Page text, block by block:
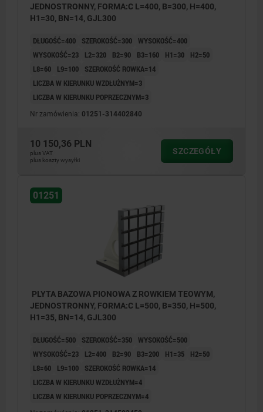
JEDNOSTRONNY, FORMA:C L=400, B=300, H=400,
H1=30, BN=14, GJL300
DŁUGOŚĆ=400 SZEROKOŚĆ=300 WYSOKOŚĆ=400
WYSOKOŚĆ=23
L2=320 B2=90 B3=160 H1=30
H2=50
L8=60
L9=100
SZEROKOŚĆ ROWKA=14
LICZBA W KIERUNKU WZDŁUŻNYM=3
LICZBA W KIERUNKU POPRZECZNYM=3
Nr zamówienia: 01251-314402840
10 150,36 PLN
plus VAT
plus koszty wysyłki
SZCZEGÓŁY
01251
PLYTA BAZOWA PIONOWA Z ROWKIEM TEOWYM,
JEDNOSTRONNY, FORMA:C L=500, B=350, H=500,
H1=35, BN=14, GJL300
DŁUGOŚĆ=500 SZEROKOŚĆ=350 WYSOKOŚĆ=500
WYSOKOŚĆ=23
L2=400 B2=90 B3=200 H1=35
H2=50
L8=60
L9=100
SZEROKOŚĆ ROWKA=14
LICZBA W KIERUNKU WZDŁUŻNYM=4
LICZBA W KIERUNKU POPRZECZNYM=4